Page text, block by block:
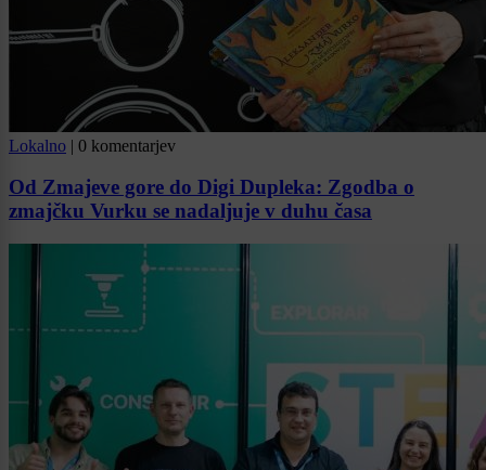
Lokalno | 0 komentarjev
Od Zmajeve gore do Digi Dupleka: Zgodba o
zmajčku Vurku se nadaljuje v duhu časa